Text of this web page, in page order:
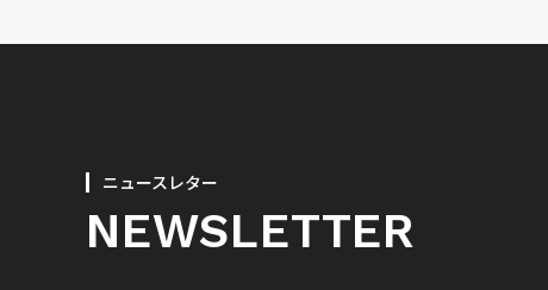
ニュースレター
NEWSLETTER